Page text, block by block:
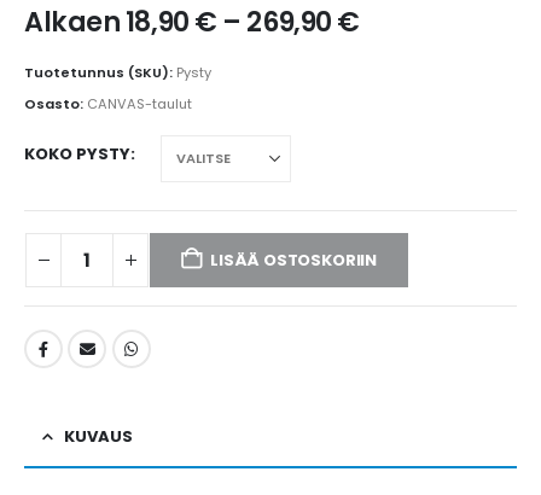
Alkaen18,90€ – 269,90€
Tuotetunnus (SKU): Pysty
Osasto: CANVAS-taulut
KOKO PYSTY
LISÄÄ OSTOSKORIIN
KUVAUS